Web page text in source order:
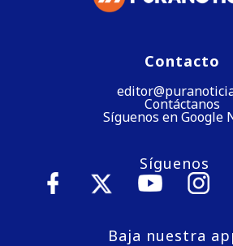
Contacto
Contáctanos
Síguenos en Google
Síguenos
Baja nuestra